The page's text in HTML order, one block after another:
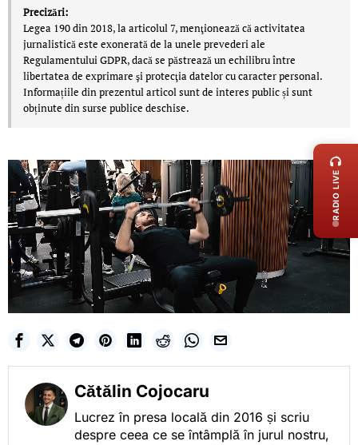
Precizări:
Legea 190 din 2018, la articolul 7, menţionează că activitatea
jurnalistică este exonerată de la unele prevederi ale
Regulamentului GDPR, dacă se păstrează un echilibru între
libertatea de exprimare şi protecţia datelor cu caracter personal.
Informațiile din prezentul articol sunt de interes public și sunt
obținute din surse publice deschise.
Cătălin Cojocaru
Lucrez în presa locală din 2016 și scriu
despre ceea ce se întâmplă în jurul nostru,
RADIO LIVE